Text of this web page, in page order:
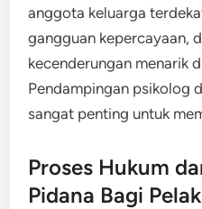
anggota keluarga
gangguan kepercayaan,
kecenderungan menarik
Pendampingan psikolog
sangat penting untuk
Proses Hukum
Pidana Bagi